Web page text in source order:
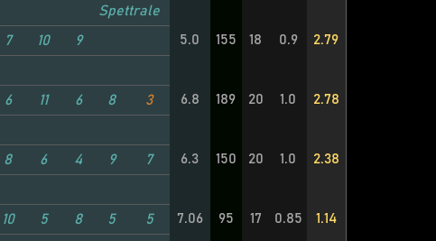
Spettrale
7 10 9 5.0 155 18 0.9 2.79
6 11 6 8 3 6.8 189 20 1.0 2.78
8 6 4 9 7 6.3 150 20 1.0 2.38
10 5 8 5 5 7.06 95 17 0.85 1.14